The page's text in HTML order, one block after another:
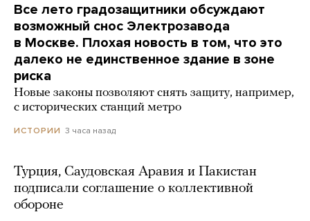
Все лето градозащитники обсуждают
возможный снос Электрозавода
в Москве. Плохая новость в том, что это
далеко не единственное здание в зоне
риска
Новые законы позволяют снять защиту, например,
с исторических станций метро
ИСТОРИИ 3 часа назад
Турция, Саудовская Аравия и Пакистан
подписали соглашение о коллективной
обороне